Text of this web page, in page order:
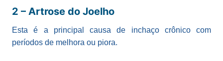
2 – Artrose do Joelho
Esta é a principal causa de inchaço crônico com
períodos de melhora ou piora.